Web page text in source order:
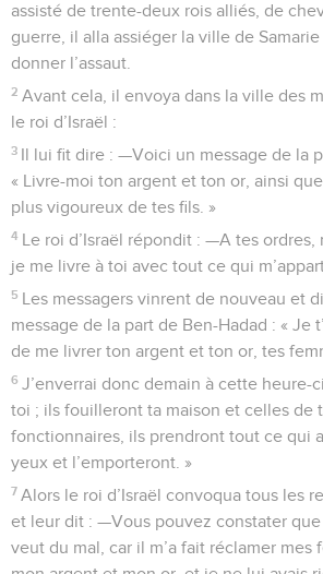
assisté de trente-deux rois alliés, de
guerre, il alla assiéger la ville de
donner l’assaut.
2 Avant cela, il envoya dans la ville des
le roi d’Israël :
3 Il lui fit dire : —Voici un message de la
« Livre-moi ton argent et ton or, ainsi
plus vigoureux de tes fils. »
4 Le roi d’Israël répondit : —A tes ordres,
je me livre à toi avec tout ce qui
5 Les messagers vinrent de nouveau et
message de la part de Ben-Hadad : « Je
de me livrer ton argent et ton or, tes
6 J’enverrai donc demain à cette heure-
toi ; ils fouilleront ta maison et celles de
fonctionnaires, ils prendront tout ce qui
yeux et l’emporteront. »
7 Alors le roi d’Israël convoqua tous les
et leur dit : —Vous pouvez constater
veut du mal, car il m’a fait réclamer mes